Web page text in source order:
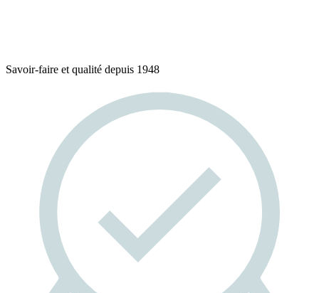
Savoir-faire et qualité depuis 1948